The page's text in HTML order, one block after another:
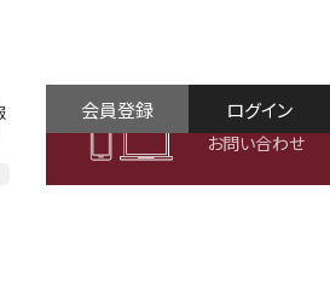
お問い合わせ
ログイン
会員登録